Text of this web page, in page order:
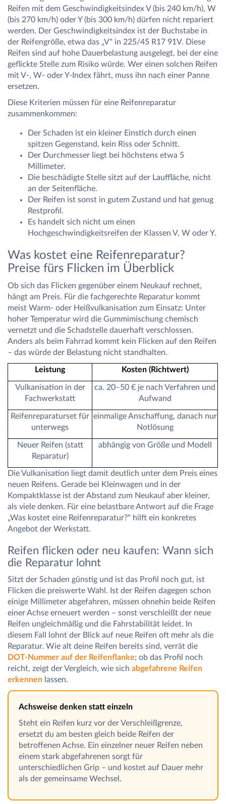
Reifen mit dem Geschwindigkeitsindex V (bis 240 km/h), W
(bis 270 km/h) oder Y (bis 300 km/h) dürfen nicht repariert
werden. Der Geschwindigkeitsindex ist der Buchstabe in
der Reifengröße, etwa das „V" in 225/45 R17 91V. Diese
Reifen sind auf hohe Dauerbelastung ausgelegt, bei der eine
geflickte Stelle zum Risiko würde. Wer einen solchen Reifen
mit V-, W- oder Y-Index fährt, muss ihn nach einer Panne
ersetzen.
Diese Kriterien müssen für eine Reifenreparatur
zusammenkommen:
Der Schaden ist ein kleiner Einstich durch einen
spitzen Gegenstand, kein Riss oder Schnitt.
Der Durchmesser liegt bei höchstens etwa 5
Millimeter.
Die beschädigte Stelle sitzt auf der Lauffläche, nicht
an der Seitenfläche.
Der Reifen ist sonst in gutem Zustand und hat genug
Restprofil.
Es handelt sich nicht um einen
Hochgeschwindigkeitsreifen der Klassen V, W oder Y.
Was kostet eine Reifenreparatur?
Preise fürs Flicken im Überblick
Ob sich das Flicken gegenüber einem Neukauf rechnet,
hängt am Preis. Für die fachgerechte Reparatur kommt
meist Warm- oder Heißvulkanisation zum Einsatz: Unter
hoher Temperatur wird die Gummimischung chemisch
vernetzt und die Schadstelle dauerhaft verschlossen.
Anders als beim Fahrrad kommt kein Flicken auf den Reifen
– das würde der Belastung nicht standhalten.
Leistung Kosten (Richtwert)
Vulkanisation in der
Fachwerkstatt
ca. 20–50 € je nach Verfahren und
Aufwand
Reifenreparaturset für
unterwegs
einmalige Anschaffung, danach nur
Notlösung
Neuer Reifen (statt
Reparatur)
abhängig von Größe und Modell
Die Vulkanisation liegt damit deutlich unter dem Preis eines
neuen Reifens. Gerade bei Kleinwagen und in der
Kompaktklasse ist der Abstand zum Neukauf aber kleiner,
als viele denken. Für eine belastbare Antwort auf die Frage
„Was kostet eine Reifenreparatur?" hilft ein konkretes
Angebot der Werkstatt.
Reifen flicken oder neu kaufen: Wann sich
die Reparatur lohnt
Sitzt der Schaden günstig und ist das Profil noch gut, ist
Flicken die preiswerte Wahl. Ist der Reifen dagegen schon
einige Millimeter abgefahren, müssen ohnehin beide Reifen
einer Achse erneuert werden – sonst verschleißt der neue
Reifen ungleichmäßig und die Fahrstabilität leidet. In
diesem Fall lohnt der Blick auf neue Reifen oft mehr als die
Reparatur. Wie alt deine Reifen bereits sind, verrät die
DOT-Nummer auf der Reifenflanke; ob das Profil noch
reicht, zeigt der Vergleich, wie sich abgefahrene Reifen
erkennen lassen.
Achsweise denken statt einzeln
Steht ein Reifen kurz vor der Verschleißgrenze,
ersetzt du am besten gleich beide Reifen der
betroffenen Achse. Ein einzelner neuer Reifen neben
einem stark abgefahrenen sorgt für
unterschiedlichen Grip – und kostet auf Dauer mehr
als der gemeinsame Wechsel.